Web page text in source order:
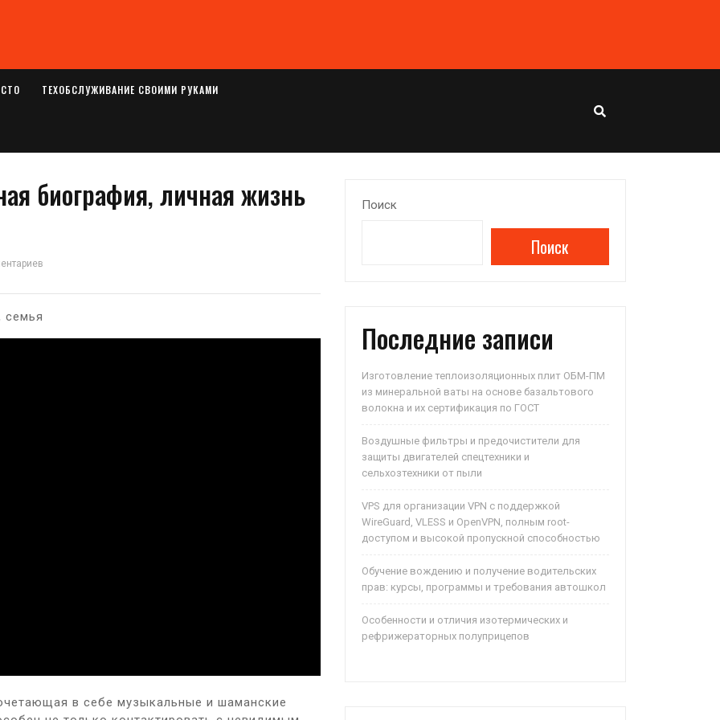
ТЕХОБСЛУЖИВАНИЕ СВОИМИ РУКАМИ
биография, личная жизнь
в себе музыкальные и шаманские
Поиск
Поиск
Последние записи
Изготовление теплоизоляционных плит ОБМ-ПМ
из минеральной ваты на основе базальтового
волокна и их сертификация по ГОСТ
Воздушные фильтры и предочистители для
защиты двигателей спецтехники и
сельхозтехники от пыли
VPS для организации VPN с поддержкой
WireGuard, VLESS и OpenVPN, полным root-
доступом и высокой пропускной способностью
Обучение вождению и получение водительских
прав: курсы, программы и требования автошкол
Особенности и отличия изотермических и
рефрижераторных полуприцепов